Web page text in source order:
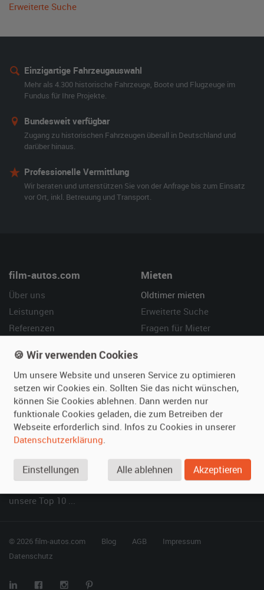
Erweiterte Suche
Einzigartige Fahrzeugauswahl
Mehr als 4.300 historische Fahrzeuge, Boote und Flugzeuge im
Fundus für Ihre Projekte.
Bundesweit verfügbar
Zugang zu historischen Fahrzeugen überall in Deutschland und
darüber hinaus.
Professionelle Vermittlung
Wir beraten und unterstützen Sie von der Anfrage bis zum Einsatz
vor Ort, inkl. Betreuung und Transport.
film-autos.com
Über uns
Leistungen
Referenzen
Mieten
Oldtimer mieten
Erweiterte Suche
Fragen für Mieter
Vermieten
Oldtimer anmelden
Fotos senden
Fragen für Vermieter
Inserat verwalten
Hilfe
Häufige Fragen (FAQ)
So funktioniert's
Kontakt
SPECIAL
unsere Top 10 ...
© 2026 film-autos.com Blog AGB
Impressum
Datenschutz
🍪 Wir verwenden Cookies
Um unsere Website und unseren Service zu optimieren
setzen wir Cookies ein. Sollten Sie das nicht wünschen,
können Sie Cookies ablehnen. Dann werden nur
funktionale Cookies geladen, die zum Betreiben der
Webseite erforderlich sind. Infos zu Cookies in unserer
Datenschutzerklärung.
Einstellungen Alle ablehnen Akzeptieren